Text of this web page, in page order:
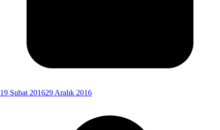
19 Şubat 201629 Aralık 2016